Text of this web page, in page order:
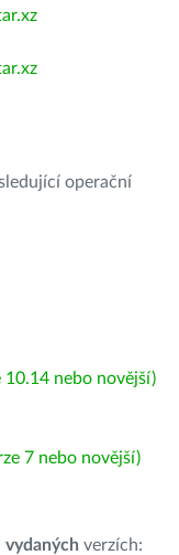
operační
10.14 nebo novější)
7 nebo novější)
vydaných verzích: